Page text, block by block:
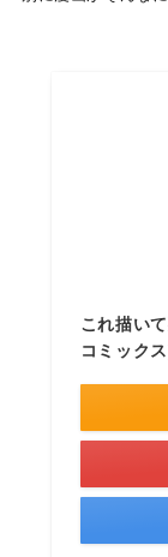
これ描い
コミック